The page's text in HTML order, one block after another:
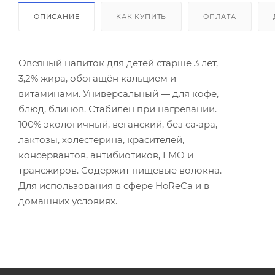
ОПИСАНИЕ КАК КУПИТЬ ОПЛАТА
Овсяный напиток для детей старше 3 лет,
3,2% жира, обогащён кальцием и
витаминами. Универсальный — для кофе,
блюд, блинов. Стабилен при нагревании.
100% экологичный, веганский, без са•ара,
лактозы, холестерина, красителей,
консервантов, антибиотиков, ГМО и
трансжиров. Содержит пищевые волокна.
Для использования в сфере HoReCa и в
домашних условиях.